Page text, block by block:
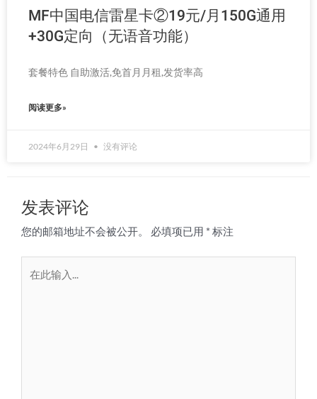
MF中国电信雷星卡②19元/月150G通用
+30G定向（无语音功能）
套餐特色 自助激活,免首月月租,发货率高
阅读更多»
2024年6月29日 没有评论
发表评论
您的邮箱地址不会被公开。 必填项已用 * 标注